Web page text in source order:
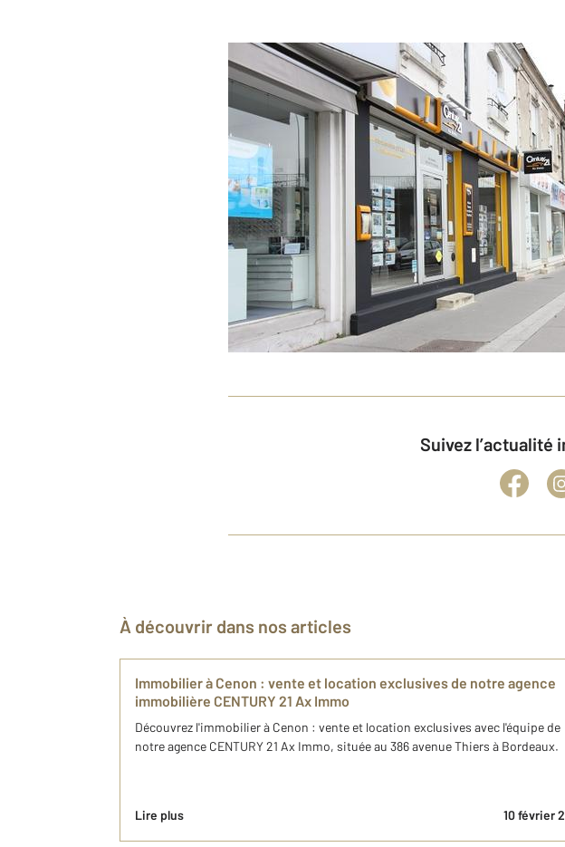
Suivez
À découvrir dans nos articles
Immobilier à Cenon : vente et location exclusives de notre agence
immobilière CENTURY 21 Ax Immo
Découvrez l'immobilier à Cenon : vente et location exclusives avec l'équipe de
notre agence CENTURY 21 Ax Immo, située au 386 avenue Thiers à Bordeaux.
Lire plus 10 février